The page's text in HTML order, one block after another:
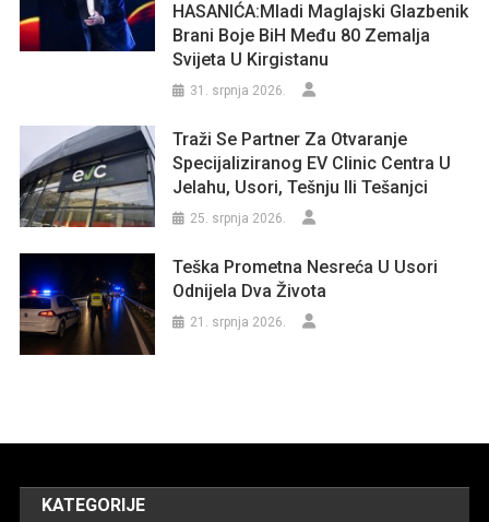
HASANIĆA:Mladi Maglajski Glazbenik
Brani Boje BiH Među 80 Zemalja
Svijeta U Kirgistanu
31. srpnja 2026.
Traži Se Partner Za Otvaranje
Specijaliziranog EV Clinic Centra U
Jelahu, Usori, Tešnju Ili Tešanjci
25. srpnja 2026.
Teška Prometna Nesreća U Usori
Odnijela Dva Života
21. srpnja 2026.
KATEGORIJE